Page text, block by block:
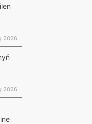
2026
2026